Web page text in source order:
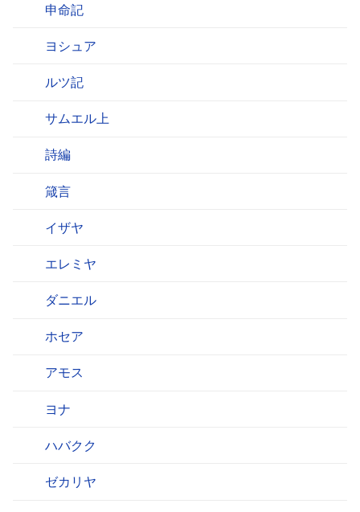
申命記
ヨシュア
ルツ記
サムエル上
詩編
箴言
イザヤ
エレミヤ
ダニエル
ホセア
アモス
ヨナ
ハバクク
ゼカリヤ